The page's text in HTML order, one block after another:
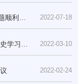
2022-07-18
顺利通
2022-03-10
学习教
2022-02-24